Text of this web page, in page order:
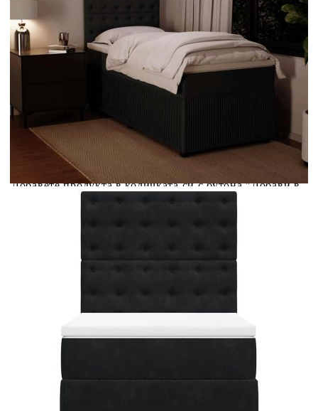
Предоставената таблица е с информационна цел.
Добавете продукта в количката си с бутона "Добави в
количката" и при поръчка ще можете да изберете броя
вноски на кредита.
Предоставената таблица е с информационна цел.
Добавете продукта в количката си с бутона "Добави в
количката" и при поръчка ще можете да изберете броя
вноски на кредита.
Предоставената таблица е с информационна цел.
Добавете продукта в количката си с бутона "Добави в
количката" и при поръчка ще можете да изберете броя
вноски на кредита.
Когато плащате с NewPay, всъщност NewPay плаща
поръчката Ви вместо Вас. Вие я получавате и
разполагате с три начина да я платите към тях:
Отложено до 30 дни от момента на изпращане на
поръчката без оскъпяване. За покупки на стойност до
Плащане на 4 вноски. Заплащате 20% от стойността на
разделя на 3 равни месечни вноски без оскъпяване. За
Плащане на 6 вноски. Стойността на поръчката се
разпределя в 6 равни месечни вноски с оскъпяване. За
покупки на стойност до 2000 лв. / €1022.61